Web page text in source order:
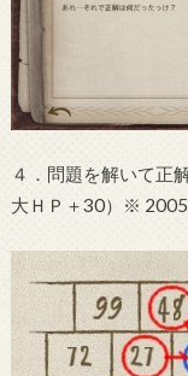
４．問題を解いて正
大ＨＰ＋30）※